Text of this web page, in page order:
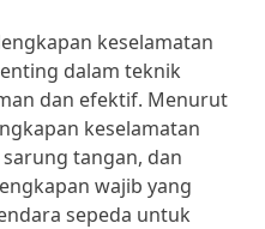
keselamatan
dalam teknik
dan efektif. Menurut
keselamatan
tangan, dan
wajib yang
sepeda untuk